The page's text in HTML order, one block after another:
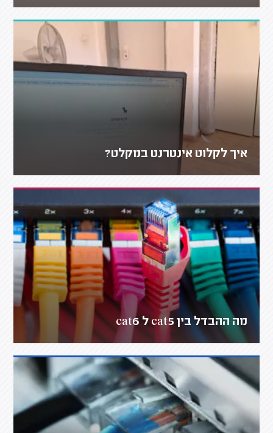
איך לקלוט אינטרנט במקלט?
מה ההבדל בין cat5 ל cat6